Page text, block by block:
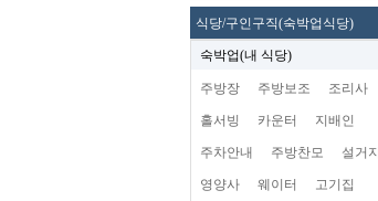
식당/구인구직(숙박업식당)
숙박업(내 식당)
주방장 주방보조 조리사
홀서빙 카운터 지배인
주차안내 주방찬모 설거지
영양사 웨이터 고기집